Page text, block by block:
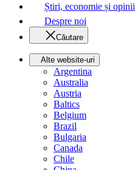
Știri, economie și
Despre noi
Căutare
Alte website-uri
Argentina
Australia
Austria
Baltics
Belgium
Brazil
Bulgaria
Canada
Chile